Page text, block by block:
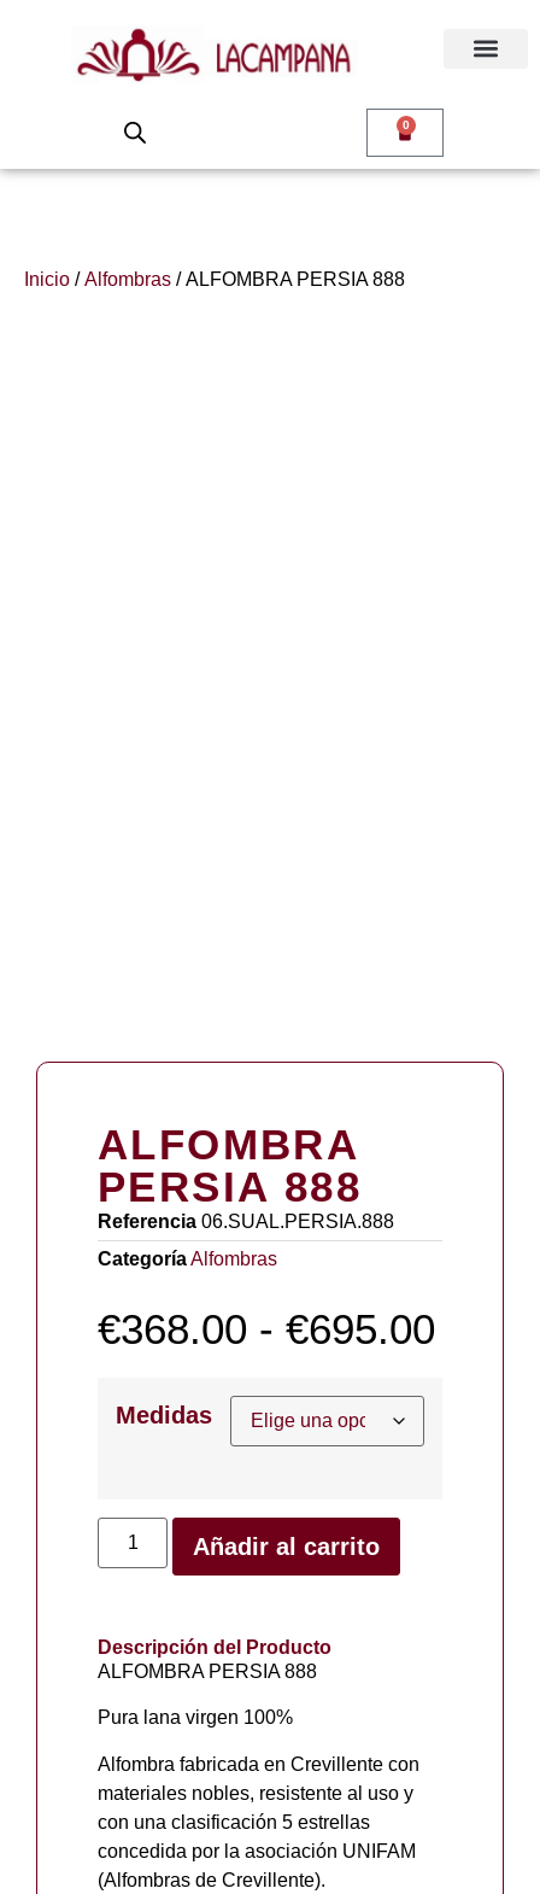
0
Inicio /Alfombras / ALFOMBRA PERSIA 888
ALFOMBRA
PERSIA 888
Referencia 06.SUAL.PERSIA.888
CategoríaAlfombras
€368.00 - €695.00
Medidas
Añadir al carrito
Descripción del Producto
ALFOMBRA PERSIA 888
Pura lana virgen 100%
Alfombra fabricada en Crevillente con
materiales nobles, resistente al uso y
con una clasificación 5 estrellas
concedida por la asociación UNIFAM
(Alfombras de Crevillente).